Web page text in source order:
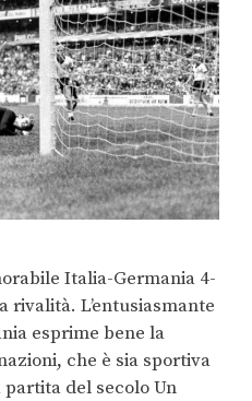
Italia-Germania 4-
rivalità. L’entusiasmante
esprime bene la
che è sia sportiva
del secolo Un